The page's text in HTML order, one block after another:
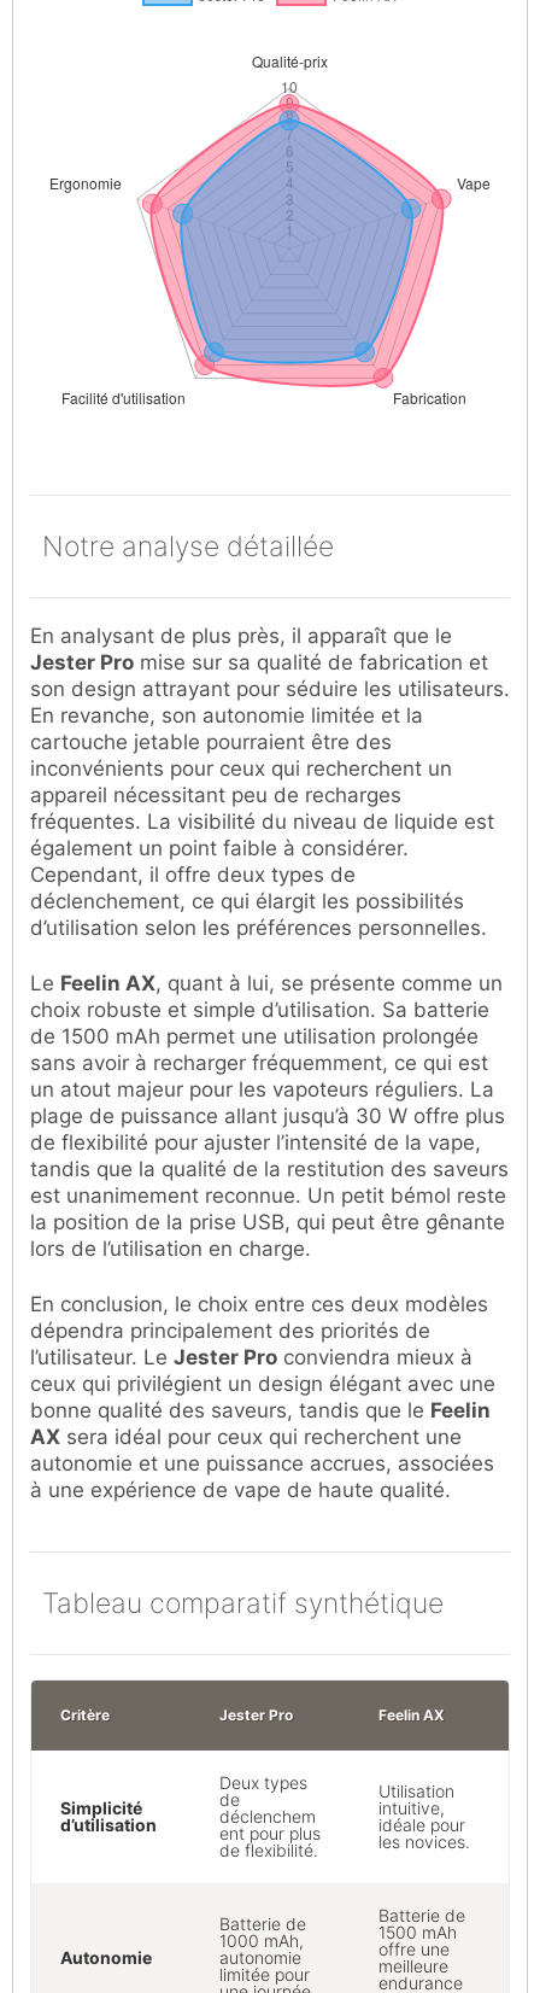
Notre analyse détaillée
En analysant de plus près, il apparaît que le
Jester Pro mise sur sa qualité de fabrication et
son design attrayant pour séduire les utilisateurs.
En revanche, son autonomie limitée et la
cartouche jetable pourraient être des
inconvénients pour ceux qui recherchent un
appareil nécessitant peu de recharges
fréquentes. La visibilité du niveau de liquide est
également un point faible à considérer.
Cependant, il offre deux types de
déclenchement, ce qui élargit les possibilités
d’utilisation selon les préférences personnelles.
Le Feelin AX, quant à lui, se présente comme un
choix robuste et simple d’utilisation. Sa batterie
de 1500 mAh permet une utilisation prolongée
sans avoir à recharger fréquemment, ce qui est
un atout majeur pour les vapoteurs réguliers. La
plage de puissance allant jusqu’à 30 W offre plus
de flexibilité pour ajuster l’intensité de la vape,
tandis que la qualité de la restitution des saveurs
est unanimement reconnue. Un petit bémol reste
la position de la prise USB, qui peut être gênante
lors de l’utilisation en charge.
En conclusion, le choix entre ces deux modèles
dépendra principalement des priorités de
l’utilisateur. Le Jester Pro conviendra mieux à
ceux qui privilégient un design élégant avec une
bonne qualité des saveurs, tandis que le Feelin
AX sera idéal pour ceux qui recherchent une
autonomie et une puissance accrues, associées
à une expérience de vape de haute qualité.
Tableau comparatif synthétique
Critère Jester Pro Feelin AX
Simplicité
d’utilisation
Deux types
de
déclenchem
ent pour plus
de flexibilité.
Utilisation
intuitive,
idéale pour
les novices.
Autonomie
Batterie de
1000 mAh,
autonomie
limitée pour
Batterie de
1500 mAh
offre une
meilleure
endurance